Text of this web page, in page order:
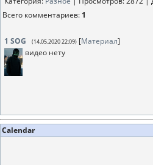
Всего комментариев: 1
1 SOG (14.05.2020 22:09) [Материал]
видео нету
Calendar